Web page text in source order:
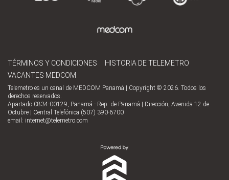
TÉRMINOS Y CONDICIONES
HISTORIA DE TELEMETRO
VACANTES MEDCOM
Telemetro es un canal de MEDCOM Panamá | Copyright © 2026. Todos los
derechos reservados.
Apartado 0834-00129, Panamá - Rep. de Panamá | Dirección, Avenida 12 de
Octubre | Central Telefónica (507) 390-6700
email: internet@telemetro.com